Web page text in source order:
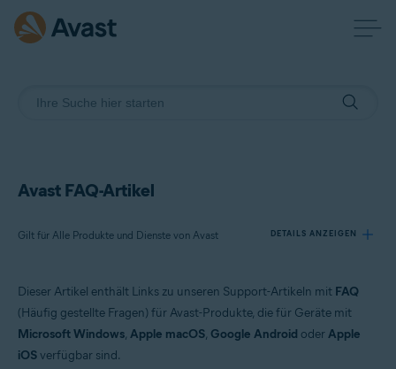
Avast FAQ-Artikel
Gilt für Alle Produkte und Dienste von Avast DETAILS ANZEIGEN
Betriebssysteme:
Dieser Artikel enthält Links zu unseren Support-Artikeln mit FAQ
(Häufig gestellte Fragen) für Avast-Produkte, die für Geräte mit
Microsoft Windows, Apple macOS, Google Android oderApple
iOSverfügbar sind.